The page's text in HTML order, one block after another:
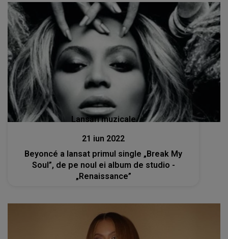
Lansări muzicale
21 iun 2022
Beyoncé a lansat primul single „Break My
Soul”, de pe noul ei album de studio -
„Renaissance”